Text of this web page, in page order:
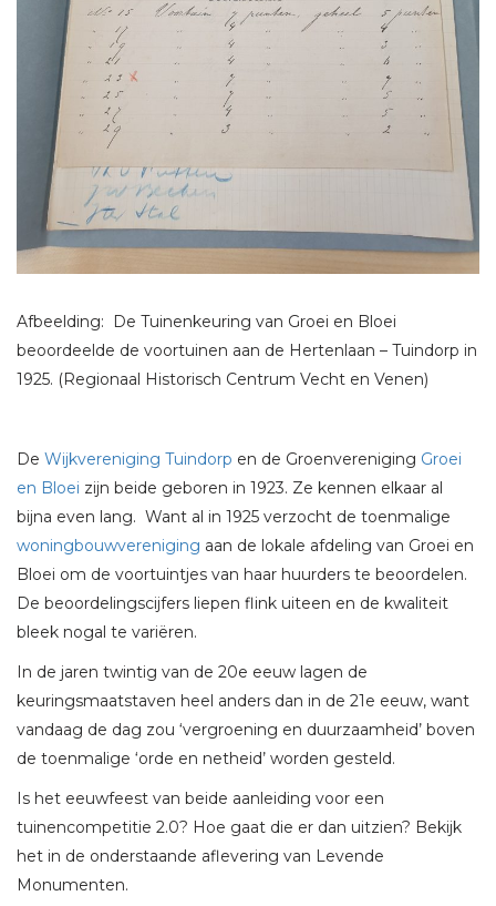
Afbeelding: De Tuinenkeuring van Groei en Bloei
beoordeelde de voortuinen aan de Hertenlaan – Tuindorp in
1925. (Regionaal Historisch Centrum Vecht en Venen)
De Wijkvereniging Tuindorp en de Groenvereniging Groei
en Bloei zijn beide geboren in 1923. Ze kennen elkaar al
bijna even lang. Want al in 1925 verzocht de toenmalige
woningbouwvereniging aan de lokale afdeling van Groei en
Bloei om de voortuintjes van haar huurders te beoordelen.
De beoordelingscijfers liepen flink uiteen en de kwaliteit
bleek nogal te variëren.
In de jaren twintig van de 20e eeuw lagen de
keuringsmaatstaven heel anders dan in de 21e eeuw, want
vandaag de dag zou ‘vergroening en duurzaamheid’ boven
de toenmalige ‘orde en netheid’ worden gesteld.
Is het eeuwfeest van beide aanleiding voor een
tuinencompetitie 2.0? Hoe gaat die er dan uitzien? Bekijk
het in de onderstaande aflevering van Levende
Monumenten.